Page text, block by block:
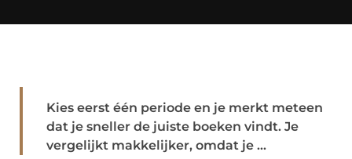
Kies eerst één periode en je merkt meteen
dat je sneller de juiste boeken vindt. Je
vergelijkt makkelijker, omdat je ...